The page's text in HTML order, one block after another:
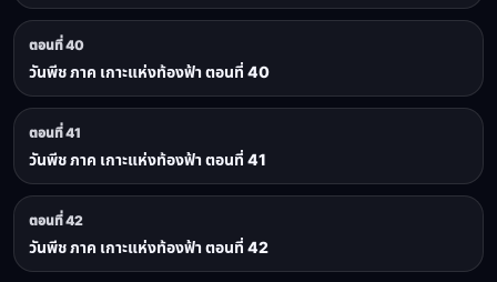
ตอนที่ 40
วันพีช ภาค เกาะแห่งท้องฟ้า ตอนที่ 40
ตอนที่ 41
วันพีช ภาค เกาะแห่งท้องฟ้า ตอนที่ 41
ตอนที่ 42
วันพีช ภาค เกาะแห่งท้องฟ้า ตอนที่ 42